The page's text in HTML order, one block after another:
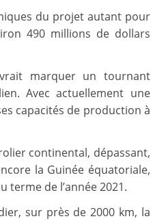
du projet autant pour
490 millions de dollars
marquer un tournant
Avec actuellement une
capacités de production à
continental, dépassant,
la Guinée équatoriale,
terme de l’année 2021.
sur près de 2000 km, la